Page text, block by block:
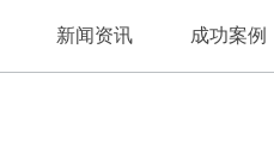
新闻资讯 成功案例